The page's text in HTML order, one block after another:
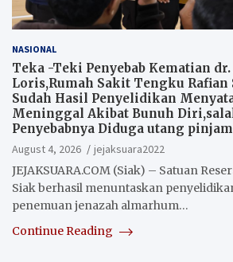
NASIONAL
Teka -Teki Penyebab Kematian
Loris,Rumah Sakit Tengku Rafian
Sudah Hasil Penyelidikan
Meninggal Akibat Bunuh
Penyebabnya Diduga utang
August 4, 2026
jejaksuara2022
JEJAKSUARA.COM (Siak) – Satuan
Siak berhasil menuntaskan
penemuan jenazah almarhum…
Continue Reading